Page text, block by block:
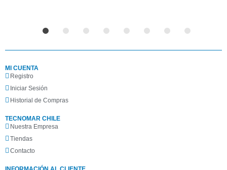
MI CUENTA
Registro
Iniciar Sesión
Historial de Compras
TECNOMAR CHILE
Nuestra Empresa
Tiendas
Contacto